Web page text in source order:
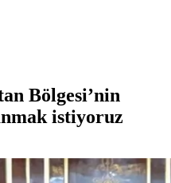
Bölgesi’nin
istiyoruz